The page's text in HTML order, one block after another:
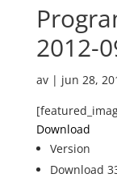
2012-
av | jun 28,
Download
Version
Download